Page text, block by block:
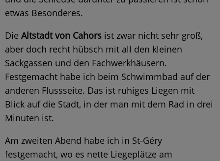
etwas Besonderes.
Die Altstadt von Cahors ist zwar nicht sehr groß,
aber doch recht hübsch mit all den kleinen
Sackgassen und den Fachwerkhäusern.
Festgemacht habe ich beim Schwimmbad auf der
anderen Flussseite. Das ist ruhiges Liegen mit
Blick auf die Stadt, in der man mit dem Rad in drei
Minuten ist.
Am zweiten Abend habe ich in St-Géry
festgemacht, wo es nette Liegeplätze am